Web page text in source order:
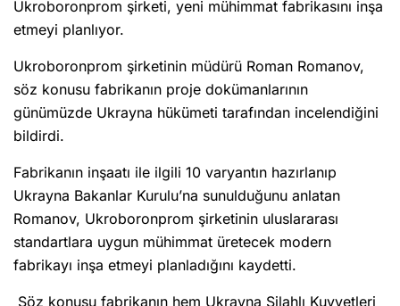
Ukroboronprom şirketi, yeni mühimmat fabrikasını inşa
etmeyi planlıyor.
Ukroboronprom şirketinin müdürü Roman Romanov,
söz konusu fabrikanın proje dokümanlarının
günümüzde Ukrayna hükümeti tarafından incelendiğini
bildirdi.
Fabrikanın inşaatı ile ilgili 10 varyantın hazırlanıp
Ukrayna Bakanlar Kurulu’na sunulduğunu anlatan
Romanov, Ukroboronprom şirketinin uluslararası
standartlara uygun mühimmat üretecek modern
fabrikayı inşa etmeyi planladığını kaydetti.
Söz konusu fabrikanın hem Ukrayna Silahlı Kuvvetleri